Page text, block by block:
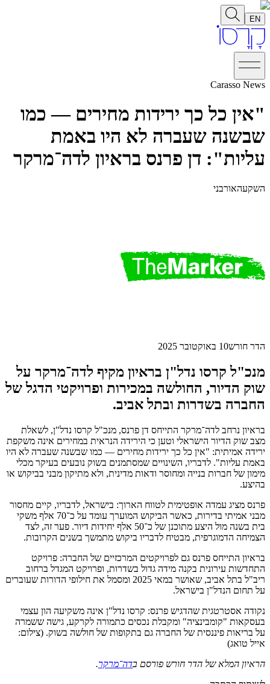
EN
Carasso News
"אין כל כך ירידות מחירים — כמו
שבשנה שעברה לא היו באמת
עליות": דן פרנס בראיון לדה־מרקר
השקעהאורבני
הדר חורש10 באוקטובר 2025
מנכ"ל קרסו נדל"ן בראיון מקיף לדה־מרקר על
שוק הדיור, החולשה במכירות ופרויקטי הדגל של
החברה בשדרות ובתל אביב.
בראיון נרחב לדה־מרקר התייחס דן פרנס, מנכ"ל קרסו נדל"ן, לשאלת
מצב שוק הדיור הישראלי וטען כי הירידה הנראית במחירים אינה משקפת
ירידה אמיתית: "אין כל כך ירידות מחירים — כמו שבשנה שעברה לא היו
באמת עליות". לדבריו, השינויים שמסתמנים בשוק נובעים בעיקר מכלי
מימון של חברות בנייה ומחוסר ודאות מדינית, ולא מתיקון מבני בביקוש או
בהיצע.
פרנס מציג עמדה אופטימית לטווח הארוך: בישראל, לדבריו, קיים מחסור
מבני אמיתי בדירות, כאשר הביקוש המוערך עומד על כ־70 אלף משקי
בית בשנה מול היצע מתוכנן של כ־50 אלף יחידות דיור. פער זה, לצד
הצמיחה הדמוגרפית, מבטיח לדבריו ביקוש מתמשך בשנים הקרובות.
בראיון התייחס פרנס גם לפרויקטים המרכזיים של החברה: פרויקט
התחדשות עירונית בקנה מידה גדול בשדרות, ופרויקט המגדל ברחוב
ריב"ל בתל אביב, שאושר במאי 2025 ומסמל את חילופי הדורות שעוברים
על תחום הנדל"ן בישראל.
נקודה אסטרטגית שהדגיש פרנס: קרסו נדל"ן אינה משקיעה הון עצמי
בעסקאות "קומבינציה" ומקבלת נכסים כתמורה לקרקע, גישה ששמרה
על בריאות פיננסית של החברה גם בתקופות של חולשה בשוק. (צילום:
אייל טואג)
הראיון המלא של הדר חורש פורסם בדה־מרקר.